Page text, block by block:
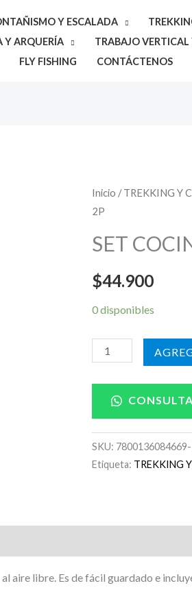
Y ESCALADA
Y ARQUERÍA TRABAJO VERTICAL
FLY FISHING CONTÁCTENOS
Inicio /TREKKING Y
2P
SET
$44.900
0 disponibles
SET
COCINA
10PZ
2P
cantidad
SKU: 7800136084669-
Etiqueta: TREKKING
aire libre. Es de fácil guardado e